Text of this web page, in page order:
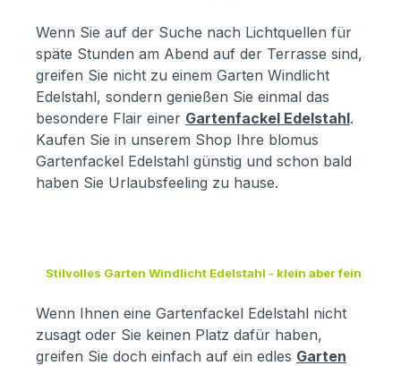
Wenn Sie auf der Suche nach Lichtquellen für
späte Stunden am Abend auf der Terrasse sind,
greifen Sie nicht zu einem Garten Windlicht
Edelstahl, sondern genießen Sie einmal das
besondere Flair einer Gartenfackel Edelstahl.
Kaufen Sie in unserem Shop Ihre blomus
Gartenfackel Edelstahl günstig und schon bald
haben Sie Urlaubsfeeling zu hause.
Stilvolles Garten Windlicht Edelstahl - klein aber fein
Wenn Ihnen eine Gartenfackel Edelstahl nicht
zusagt oder Sie keinen Platz dafür haben,
greifen Sie doch einfach auf ein edles Garten